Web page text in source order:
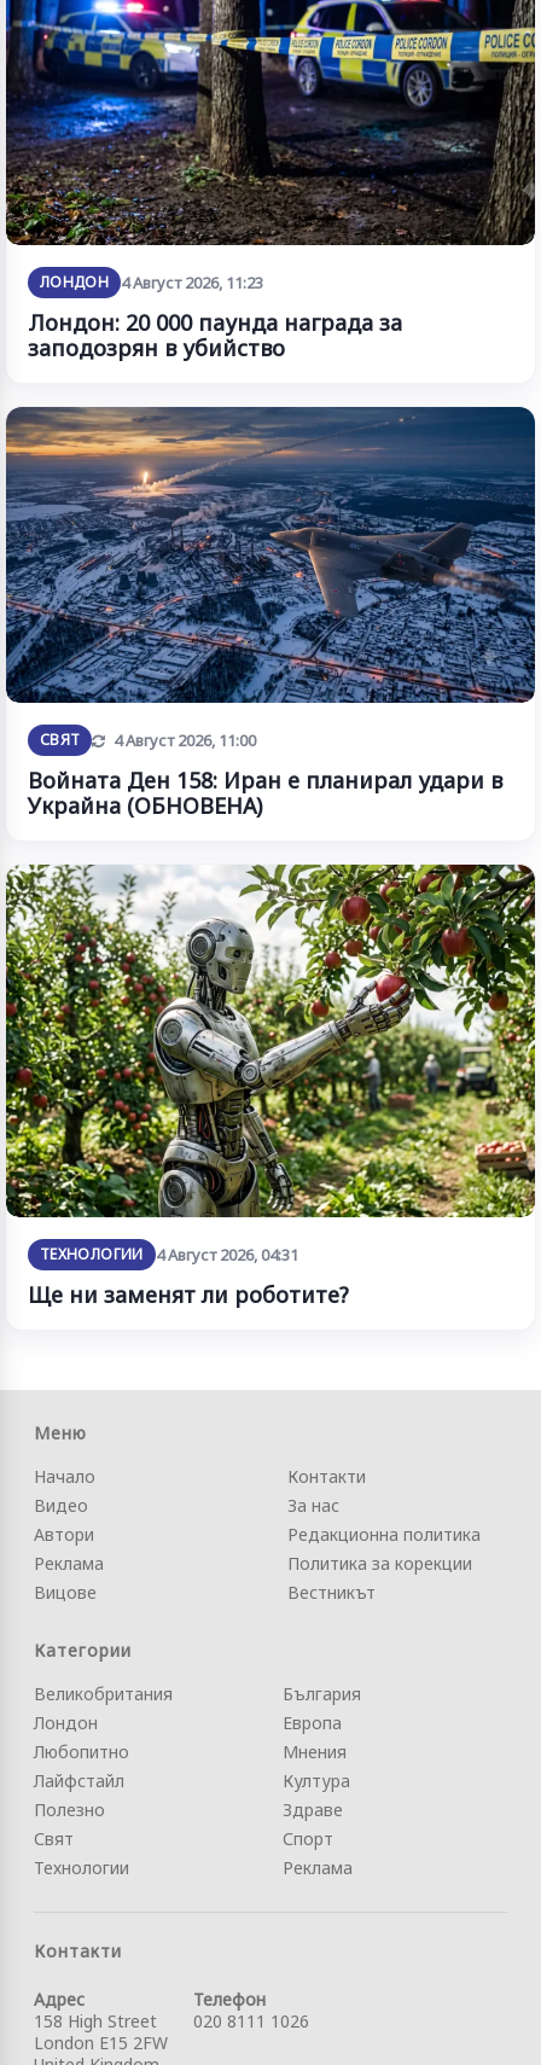
ЛОНДОН 4 Август 2026, 11:23
Лондон: 20 000 паунда награда за
заподозрян в убийство
СВЯТ Обновена
4 Август 2026, 11:00
Войната Ден 158: Иран е планирал удари в
Украйна (ОБНОВЕНА)
ТЕХНОЛОГИИ 4 Август 2026, 04:31
Ще ни заменят ли роботите?
Меню
Начало
Видео
Автори
Реклама
Вицове
Контакти
За нас
Редакционна политика
Политика за корекции
Вестникът
Категории
Великобритания
Лондон
Любопитно
Лайфстайл
Полезно
Свят
Технологии
България
Европа
Мнения
Култура
Здраве
Спорт
Реклама
Контакти
Адрес
158 High Street
London E15 2FW
Телефон
020 8111 1026